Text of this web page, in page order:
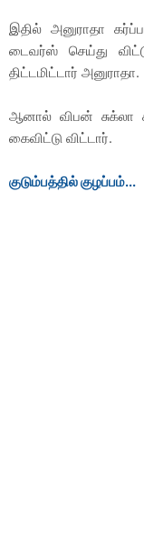
இதில் அனுராதா
டைவர்ஸ் செய்து
திட்டமிட்டார் அனுராதா.
ஆனால் விபன் சுக்லா
கைவிட்டு விட்டார்.
குடும்பத்தில் குழப்பம்...